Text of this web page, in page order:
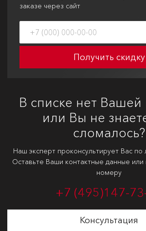
заказе через сайт
Получить скидку
В списке нет
или Вы не
сломалось?
Наш эксперт проконсультирует Вас
Оставьте Ваши контактные данные
номеру
+7 (495)147-
Консультация